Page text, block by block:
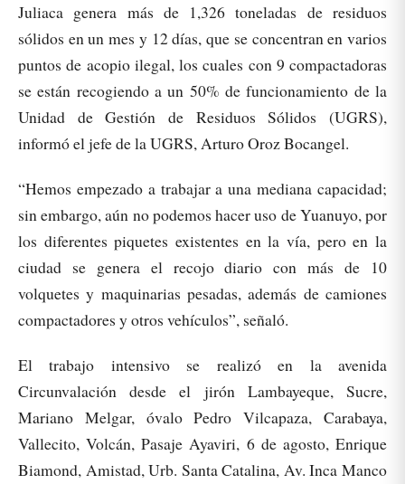
Juliaca genera más de 1,326 toneladas de residuos
sólidos en un mes y 12 días, que se concentran en varios
puntos de acopio ilegal, los cuales con 9 compactadoras
se están recogiendo a un 50% de funcionamiento de la
Unidad de Gestión de Residuos Sólidos (UGRS),
informó el jefe de la UGRS, Arturo Oroz Bocangel.
“Hemos empezado a trabajar a una mediana capacidad;
sin embargo, aún no podemos hacer uso de Yuanuyo, por
los diferentes piquetes existentes en la vía, pero en la
ciudad se genera el recojo diario con más de 10
volquetes y maquinarias pesadas, además de camiones
compactadores y otros vehículos”, señaló.
El trabajo intensivo se realizó en la avenida
Circunvalación desde el jirón Lambayeque, Sucre,
Mariano Melgar, óvalo Pedro Vilcapaza, Carabaya,
Vallecito, Volcán, Pasaje Ayaviri, 6 de agosto, Enrique
Biamond, Amistad, Urb. Santa Catalina, Av. Inca Manco